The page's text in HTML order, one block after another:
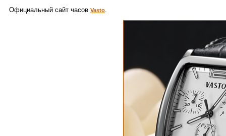
Официальный сайт часов Vasto.